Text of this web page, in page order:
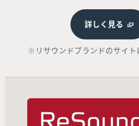
詳しく見る
※リサウンドブランドのサイト